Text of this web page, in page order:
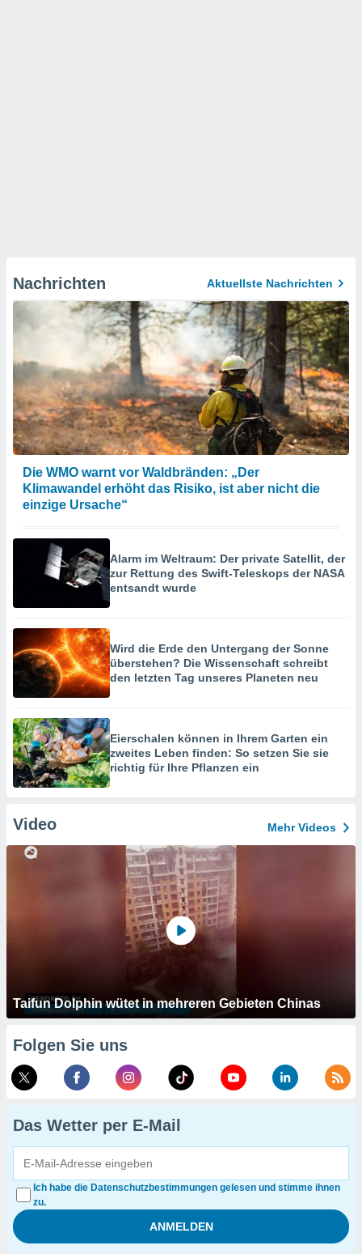
Nachrichten Aktuellste Nachrichten
Die WMO warnt vor Waldbränden: „Der
Klimawandel erhöht das Risiko, ist aber nicht die
einzige Ursache“
Alarm im Weltraum: Der private Satellit, der
zur Rettung des Swift-Teleskops der NASA
entsandt wurde
Wird die Erde den Untergang der Sonne
überstehen? Die Wissenschaft schreibt
den letzten Tag unseres Planeten neu
Eierschalen können in Ihrem Garten ein
zweites Leben finden: So setzen Sie sie
richtig für Ihre Pflanzen ein
Video Mehr Videos
Taifun Dolphin wütet in mehreren Gebieten Chinas
Folgen Sie uns
Das Wetter per E-Mail
Ich habe die Datenschutzbestimmungen gelesen und stimme ihnen
zu.